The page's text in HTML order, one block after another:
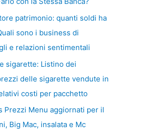
patrimonio: quanti soldi ha
sono i business di
e relazioni sentimentali
sigarette: Listino dei
delle sigarette vendute in
costi per pacchetto
Prezzi Menu aggiornati per il
Big Mac, insalata e Mc